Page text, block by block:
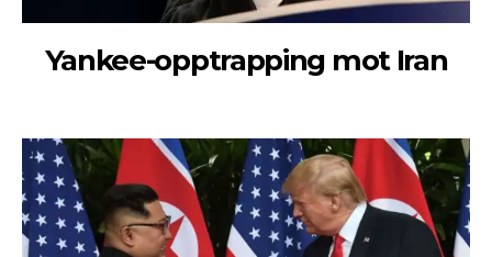
Yankee-opptrapping mot Iran